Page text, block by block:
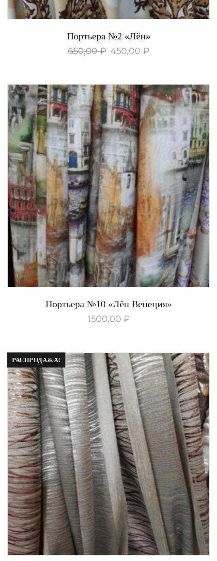
Портьера №2 «Лён»
650,00₽ 450,00 ₽
Портьера №10 «Лён Венеция»
1500,00 ₽
РАСПРОДАЖА!